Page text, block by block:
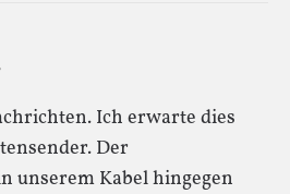
Ich erwarte dies
Der
unserem Kabel hingegen